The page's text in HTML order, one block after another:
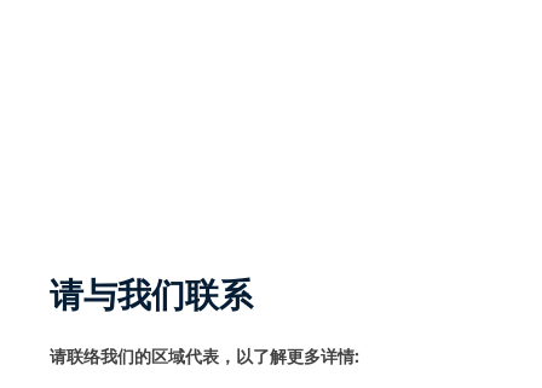
请与我们联系
请联络我们的区域代表，以了解更多详情: